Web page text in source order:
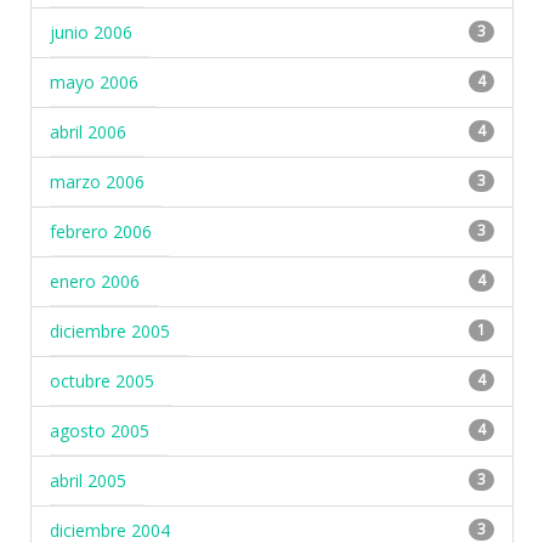
junio 2006 3
mayo 2006 4
abril 2006 4
marzo 2006 3
febrero 2006 3
enero 2006 4
diciembre 2005 1
octubre 2005 4
agosto 2005 4
abril 2005 3
diciembre 2004 3